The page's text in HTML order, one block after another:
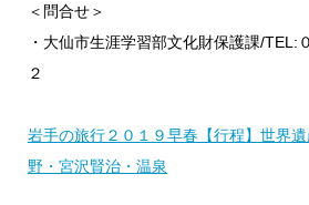
＜問合せ＞
・大仙市生涯学習部文化財保護課/TEL:
２
岩手の旅行２０１９早春【行程】世界
野・宮沢賢治・温泉